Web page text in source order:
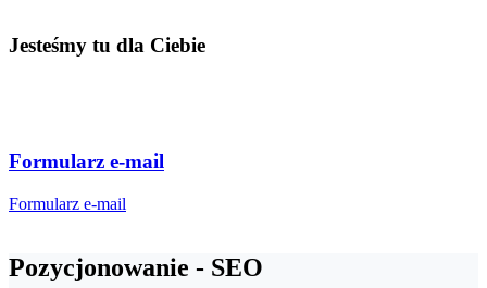
Jesteśmy tu dla Ciebie
Formularz e-mail
Formularz e-mail
Pozycjonowanie - SEO